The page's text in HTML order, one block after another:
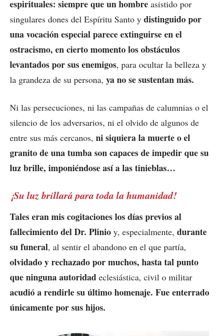
espirituales: siempre que un hombre asistido por
singulares dones del Espíritu Santo y distinguido por
una vocación especial parece extinguirse en el
ostracismo, en cierto momento los obstáculos
levantados por sus enemigos, para ocultar la belleza y
la grandeza de su persona, ya no se sustentan más.
Ni las persecuciones, ni las campañas de calumnias o el
silencio de los adversarios, ni el olvido de algunos de
entre sus más cercanos, ni siquiera la muerte o el
granito de una tumba son capaces de impedir que su
luz brille, imponiéndose así a las tinieblas…
¡Su luz brillará para toda la humanidad!
Tales eran mis cogitaciones los días previos al
fallecimiento del Dr. Plinio y, especialmente, durante
su funeral, al sentir el abandono en el que partía,
olvidado y rechazado por muchos, hasta tal punto
que ninguna autoridad eclesiástica, civil o militar
acudió a rendirle su último homenaje. Fue enterrado
únicamente por sus hijos.